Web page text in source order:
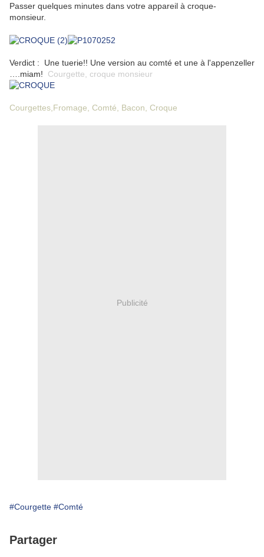
Passer quelques minutes dans votre appareil à croque-
monsieur.
Verdict : Une tuerie!! Une version au comté et une à l'appenzeller
….miam!
Courgette croque monsieur
Courgettes,Fromage, Comté, Bacon, Croque
Publicité
#Courgette #Comté
Partager